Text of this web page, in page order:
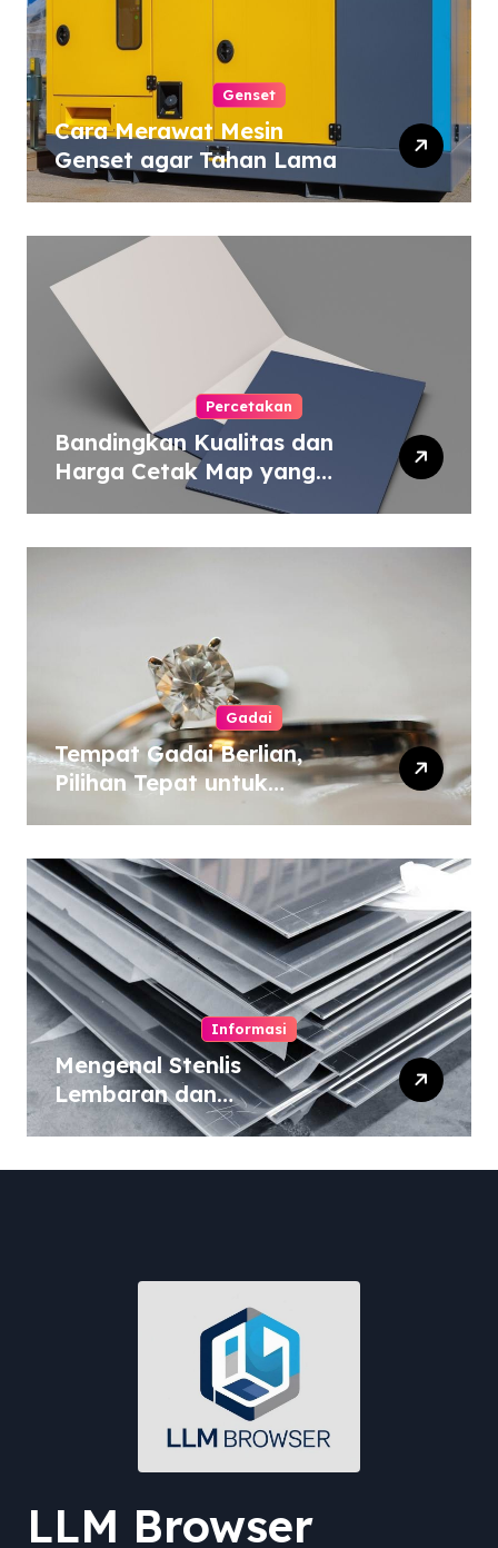
Genset
Cara Merawat Mesin
Genset agar Tahan Lama
Percetakan
Bandingkan Kualitas dan
Harga Cetak Map yang
Murah atau Mahal
Gadai
Tempat Gadai Berlian,
Pilihan Tepat untuk
Informasi
Mengenal Stenlis
Lembaran dan
Komposisinya
LLM Browser